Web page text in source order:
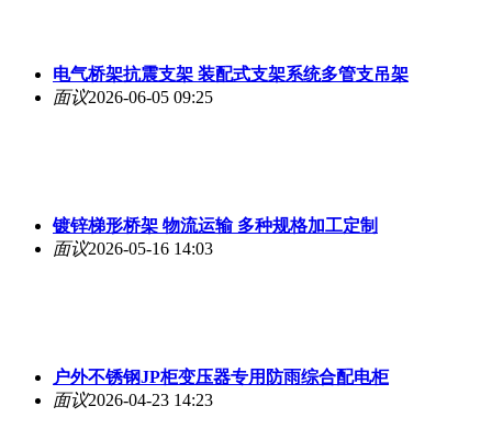
电气桥架抗震支架 装配式支架系统多管支吊架
面议2026-06-05 09:25
镀锌梯形桥架 物流运输 多种规格加工定制
面议2026-05-16 14:03
户外不锈钢JP柜变压器专用防雨综合配电柜
面议2026-04-23 14:23